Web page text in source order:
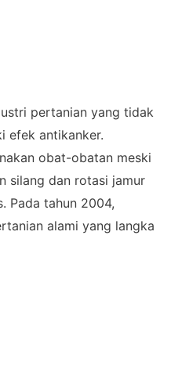
pertanian yang tidak
efek antikanker.
obat-obatan meski
silang dan rotasi jamur
Pada tahun 2004,
alami yang langka